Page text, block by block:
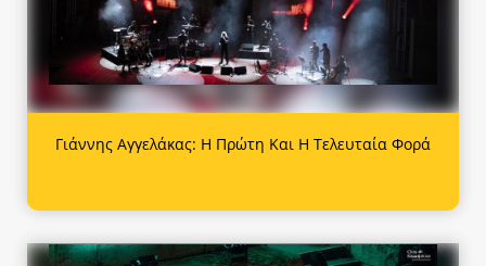
Γιάννης Αγγελάκας: Η Πρώτη Και Η Τελευταία Φορά